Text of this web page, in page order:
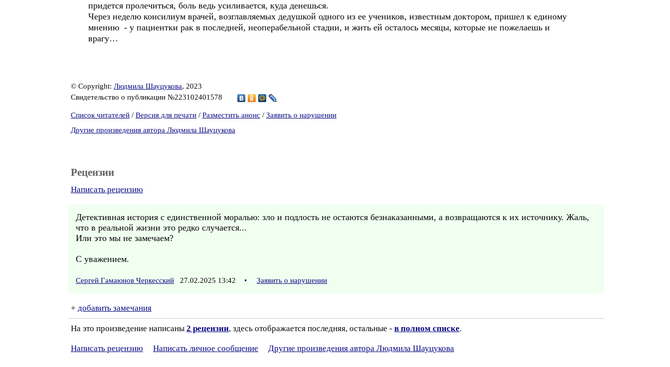
придется пролечиться, боль ведь усиливается, куда денешься.
Через неделю консилиум врачей, возглавляемых дедушкой одного из ее учеников, известным доктором, пришел к единому
мнению - у пациентки рак в последней, неоперабельной стадии, и жить ей осталось месяцы, которые не пожелаешь и
врагу…
© Copyright: Людмила Шауцукова, 2023
Свидетельство о публикации №223102401578
Список читателей / Версия для печати / Разместить анонс / Заявить о нарушении
Другие произведения автора Людмила Шауцукова
Рецензии
Написать рецензию
Детективная история с единственной моралью: зло и подлость не остаются безнаказанными, а возвращаются к их источнику. Жаль,
что в реальной жизни это редко случается...
Или это мы не замечаем?
С уважением.
Сергей Гамаюнов Черкесский 27.02.2025 13:42 • Заявить о нарушении
+ добавить замечания
На это произведение написаны 2 рецензии, здесь отображается последняя, остальные - в полном списке.
Написать рецензию Написать личное сообщение Другие произведения автора Людмила Шауцукова